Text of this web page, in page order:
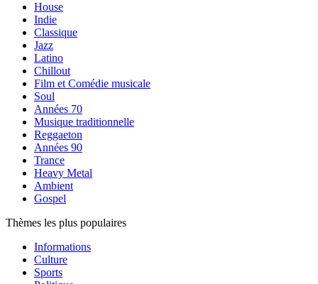
House
Indie
Classique
Jazz
Latino
Chillout
Film et Comédie musicale
Soul
Années 70
Musique traditionnelle
Reggaeton
Années 90
Trance
Heavy Metal
Ambient
Gospel
Thèmes les plus populaires
Informations
Culture
Sports